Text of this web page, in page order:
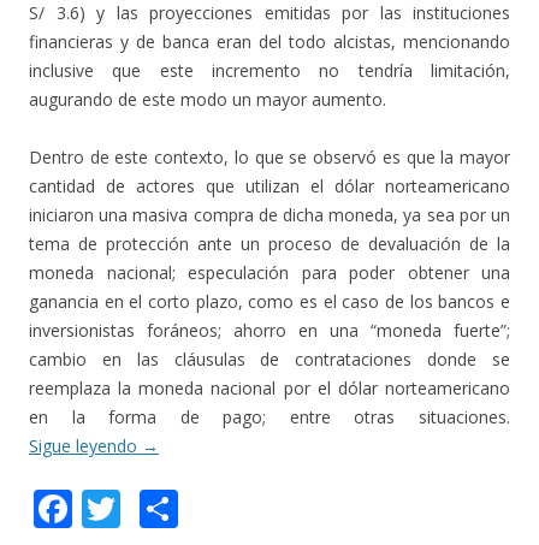
S/ 3.6) y las proyecciones emitidas por las instituciones
financieras y de banca eran del todo alcistas, mencionando
inclusive que este incremento no tendría limitación,
augurando de este modo un mayor aumento.
Dentro de este contexto, lo que se observó es que la mayor
cantidad de actores que utilizan el dólar norteamericano
iniciaron una masiva compra de dicha moneda, ya sea por un
tema de protección ante un proceso de devaluación de la
moneda nacional; especulación para poder obtener una
ganancia en el corto plazo, como es el caso de los bancos e
inversionistas foráneos; ahorro en una “moneda fuerte”;
cambio en las cláusulas de contrataciones donde se
reemplaza la moneda nacional por el dólar norteamericano
en la forma de pago; entre otras situaciones.
Sigue leyendo →
F T